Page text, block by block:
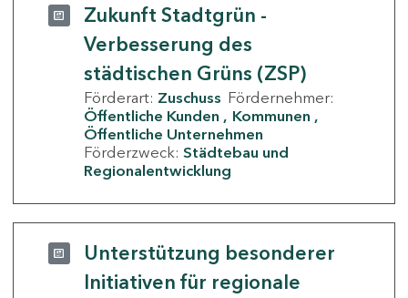
Zukunft Stadtgrün -
Verbesserung des
städtischen Grüns (ZSP)
Förderart: Zuschuss Fördernehmer:
Öffentliche Kunden
Kommunen
Öffentliche Unternehmen
Förderzweck: Städtebau und
Regionalentwicklung
Unterstützung besonderer
Initiativen für regionale